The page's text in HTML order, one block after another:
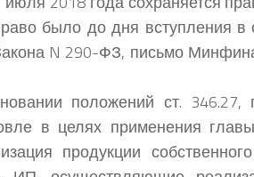
было до дня вступления
N 290-ФЗ, письмо
положений ст.
в целях применения
продукции